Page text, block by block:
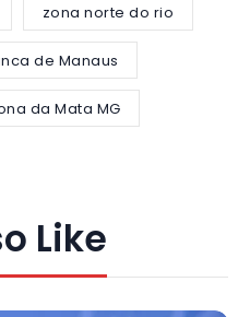
zona norte do rio
de Manaus
da Mata MG
Like